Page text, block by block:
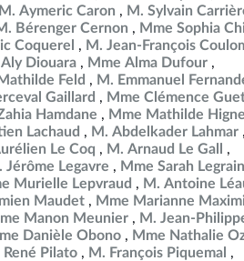
M. Aymeric Caron
M. Sylvain
Bérenger Cernon
Mme Sophia
Coquerel
M. Jean-François
Aly Diouara
Mme Alma Dufour
Feld
M. Emmanuel
Gaillard
Mme Clémence
Hamdane
Mme Mathilde
Lachaud
M. Abdelkader Lahmar
Le Coq
M. Arnaud Le Gall
Jérôme Legavre
Mme Sarah Legrain
Murielle Lepvraud
M. Antoine
Maudet
Mme Marianne
Manon Meunier
M. Jean-
Danièle Obono
Mme Nathalie
René Pilato
M. François Piquemal